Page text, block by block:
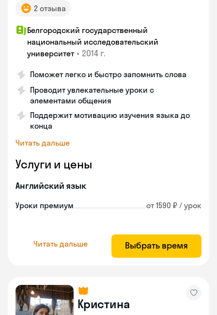
2 отзыва
Белгородский государственный
национальный исследовательский
университет • 2014 г.
Поможет легко и быстро запомнить слова
Проводит увлекательные уроки с
элементами общения
Поддержит мотивацию изучения языка до
конца
Читать дальше
Услуги и цены
Английский язык
Уроки премиум от 1590 ₽ / урок
Читать дальше Выбрать время
Кристина